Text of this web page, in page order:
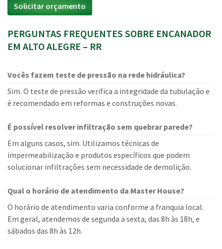
Solicitar orçamento
PERGUNTAS FREQUENTES SOBRE ENCANADOR
EM ALTO ALEGRE – RR
Vocês fazem teste de pressão na rede hidráulica?
Sim. O teste de pressão verifica a integridade da tubulação e
é recomendado em reformas e construções novas.
É possível resolver infiltração sem quebrar parede?
Em alguns casos, sim. Utilizamos técnicas de
impermeabilização e produtos específicos que podem
solucionar infiltrações sem necessidade de demolição.
Qual o horário de atendimento da Master House?
O horário de atendimento varia conforme a franquia local.
Em geral, atendemos de segunda a sexta, das 8h às 18h, e
sábados das 8h às 12h.